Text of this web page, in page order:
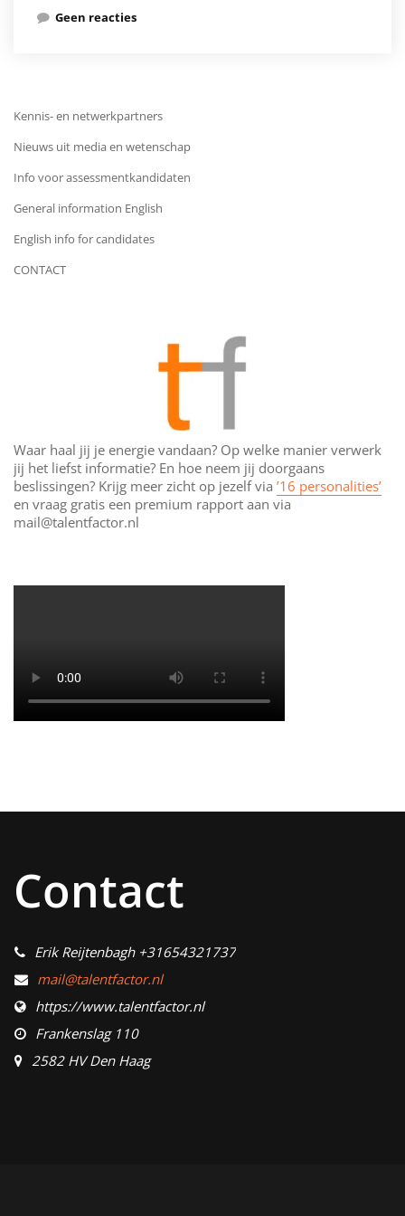
Geen reacties
Kennis- en netwerkpartners
Nieuws uit media en wetenschap
Info voor assessmentkandidaten
General information English
English info for candidates
CONTACT
Waar haal jij je energie vandaan? Op welke manier verwerk
jij het liefst informatie? En hoe neem jij doorgaans
beslissingen? Krijg meer zicht op jezelf via ’16 personalities’
en vraag gratis een premium rapport aan via
mail@talentfactor.nl
Contact
Erik Reijtenbagh +31654321737
mail@talentfactor.nl
https://www.talentfactor.nl
Frankenslag 110
2582 HV Den Haag